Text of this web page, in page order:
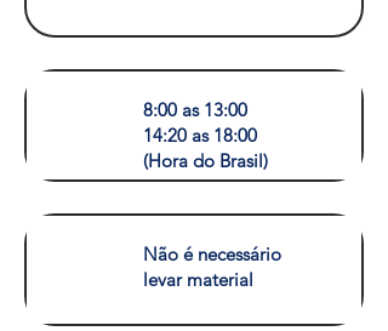
8:00 as 13:00
14:20 as 18:00
(Hora do Brasil)
Não é necessário
levar material